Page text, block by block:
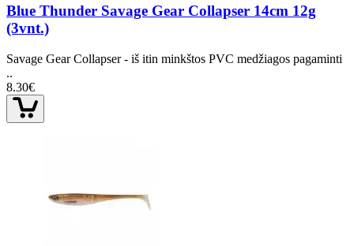
Blue Thunder Savage Gear Collapser 14cm 12g
(3vnt.)
Savage Gear Collapser - iš itin minkštos PVC medžiagos pagaminti
..
8.30€